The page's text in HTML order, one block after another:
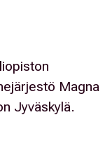
Magna
Jyväskylä.